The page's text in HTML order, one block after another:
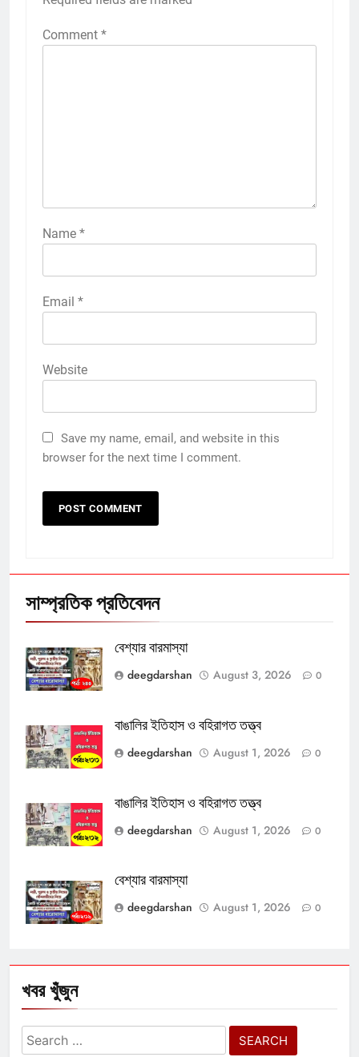
Comment *
Name *
Email *
Website
Save my name, email, and website in this
browser for the next time I comment.
সাম্প্রতিক প্রতিবেদন
বেশ্যার বারমাস্যা
deegdarshan
August 3, 2026 0
বাঙালির ইতিহাস ও বহিরাগত তত্ত্ব
deegdarshan
August 1, 2026 0
বাঙালির ইতিহাস ও বহিরাগত তত্ত্ব
deegdarshan
August 1, 2026 0
বেশ্যার বারমাস্যা
deegdarshan
August 1, 2026 0
খবর খুঁজুন
Search